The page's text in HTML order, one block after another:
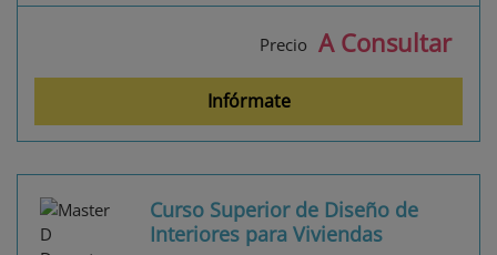
Precio A Consultar
Infórmate
Curso Superior de Diseño de
Interiores para Viviendas